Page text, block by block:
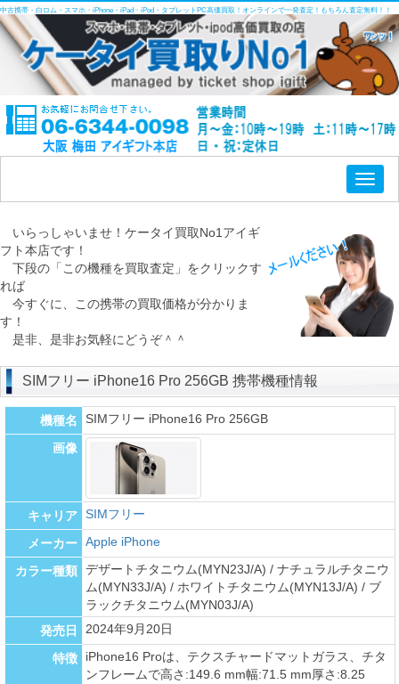
中古携帯・白ロム・スマホ・iPhone・iPad・iPod・タブレットPC高価買取！オンラインで一発査定！もちろん査定無料！！
いらっしゃいませ！ケータイ買取No1アイギ
フト本店です！
下段の「この機種を買取査定」をクリックす
れば
今すぐに、この携帯の買取価格が分かりま
す！
是非、是非お気軽にどうぞ＾＾
SIMフリー iPhone16 Pro 256GB 携帯機種情報
機種名 SIMフリー iPhone16 Pro 256GB
画像
キャリア SIMフリー
メーカー Apple iPhone
カラー種類 デザートチタニウム(MYN23J/A) / ナチュラルチタニウ
ム(MYN33J/A) / ホワイトチタニウム(MYN13J/A) / ブ
ラックチタニウム(MYN03J/A)
発売日
2024年9月20日
特徴
iPhone16 Proは、テクスチャードマットガラス、チタ
ンフレームで高さ:149.6 mm幅:71.5 mm厚さ:8.25